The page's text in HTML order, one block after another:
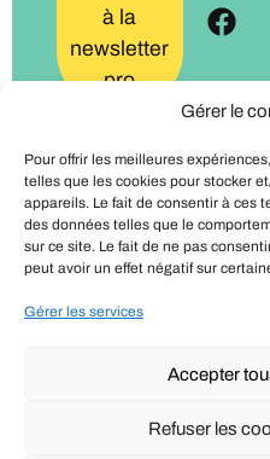
Gérer le
Pour offrir les meilleures
telles que les cookies pour stocker
appareils. Le fait de consentir à ces
des données telles que le
sur ce site. Le fait de ne pas
peut avoir un effet négatif sur
Gérer les services
Accepter
Refuser les
à la
newsletter
pro
m’inscris
à la
newsletter
familles